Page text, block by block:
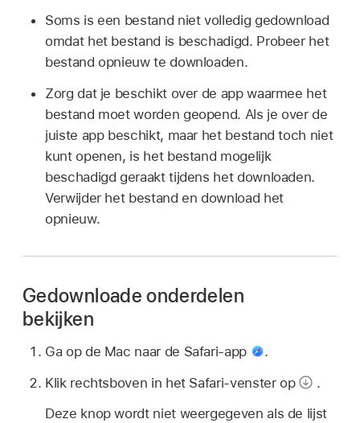
Soms is een bestand niet volledig gedownload
omdat het bestand is beschadigd. Probeer het
bestand opnieuw te downloaden.
Zorg dat je beschikt over de app waarmee het
bestand moet worden geopend. Als je over de
juiste app beschikt, maar het bestand toch niet
kunt openen, is het bestand mogelijk
beschadigd geraakt tijdens het downloaden.
Verwijder het bestand en download het
opnieuw.
Gedownloade onderdelen
bekijken
Ga op de Mac naar de Safari-app
.
Klik rechtsboven in het Safari-venster op
.
Deze knop wordt niet weergegeven als de lijst